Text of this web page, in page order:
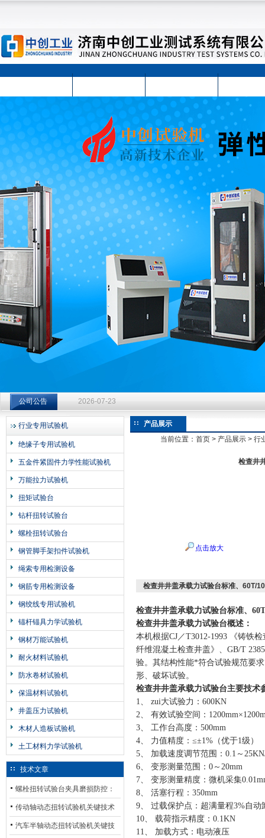
济南中创工业测试系统有限公司
公司公告 2026-07-23
钻杆扭转试验台选型指南：从额定扭矩到加载频率的工况适配
2026-07-23
钻杆扭转试验台选型指南：从额定扭矩到加载频率的工况适配
2026-07-23
行业专用试验机
绝缘子专用试验机
五金件紧固件力学性能试验机
万能拉力试验机
扭矩试验台
钻杆扭转试验台
螺栓扭转试验台
钢管脚手架扣件试验机
绳索专用检测设备
钢筋专用检测设备
钢绞线专用试验机
锚杆锚具力学试验机
钢材万能试验机
耐火材料试验机
防水卷材试验机
保温材料试验机
井盖压力试验机
木材人造板试验机
土工材料力学试验机
技术文章
螺栓扭转试验台夹具磨损防控：
材质选型与表面处理的耐用性优
化
传动轴动态扭转试验机关键技术
及产业落地应用
汽车半轴动态扭转试验机关键技
产品展示
当前位置： 首页 > 产品展示 > 行
检查井
点击放大
检查井井盖承载力试验台标准、60T/
检查井井盖承载力试验台标准、
检查井井盖承载力试验台概述：
本机根据CJ／T3012-1993 《铸铁
纤维混凝土检查井盖》、GB/T
验。其结构性能*符合试验规范要
形、破坏试验。
检查井井盖承载力试验台主要技术
1、 zui大试验力：600KN
2、 有效试验空间：
3、 工作台高度：500mm
4、 力值精度：≤±1%（优于1级）
5、 加载速度调节范围：0.1～
6、 变形测量范围：0～20mm
7、 变形测量精度：微机采集
8、 活塞行程：350mm
9、 过载保护点：超满量程3%自动
10、 载荷指示精度：0.1KN
11、 加载方式：电动液压